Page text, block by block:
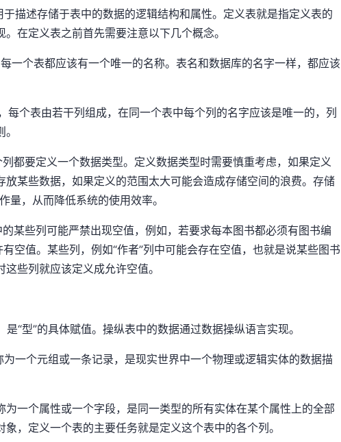
描述存储于表中的数据的逻辑结构和属性。定义表就是指定义表的
在定义表之前首先需要注意以下几个概念。
一个表都应该有一个唯一的名称。表名和数据库的名字一样，都应该
每个表由若干列组成，在同一个表中每个列的名字应该是唯一的，列
都要定义一个数据类型。定义数据类型时需要慎重考虑，如果定义
放某些数据，如果定义的范围太大可能会造成存储空间的浪费。存储
量，从而降低系统的使用效率。
某些列可能严禁出现空值，例如，若要求每本图书都必须有图书编
空值。某些列，例如“作者”列中可能会存在空值，也就是说某些图书
些列就应该定义成允许空值。
“型”的具体赋值。操纵表中的数据通过数据操纵语言实现。
一个元组或一条记录，是现实世界中一个物理或逻辑实体的数据描
一个属性或一个字段，是同一类型的所有实体在某个属性上的全部
，定义一个表的主要任务就是定义这个表中的各个列。